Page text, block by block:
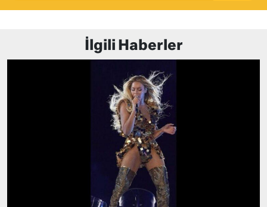
İlgili Haberler